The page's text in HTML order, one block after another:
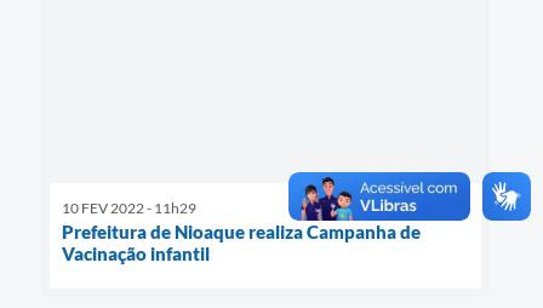
10 FEV 2022 - 11h29
Prefeitura de Nioaque realiza Campanha de
Vacinação infantil